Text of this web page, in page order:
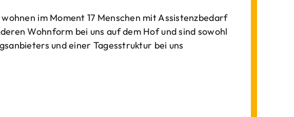
im Moment 17 Menschen mit Assistenzbedarf
Wohnform bei uns auf dem Hof und sind sowohl
und einer Tagesstruktur bei uns